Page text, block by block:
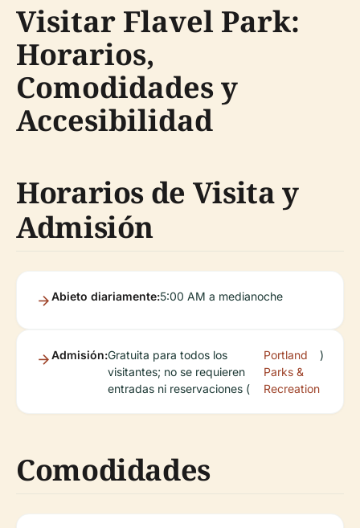
Visitar Flavel Park:
Horarios,
Comodidades y
Accesibilidad
Horarios de Visita y
Admisión
Abieto diariamente:5:00 AM a medianoche
Admisión:Gratuita para todos los
visitantes; no se requieren
entradas ni reservaciones (
Portland
Parks &
Recreation
)
Comodidades